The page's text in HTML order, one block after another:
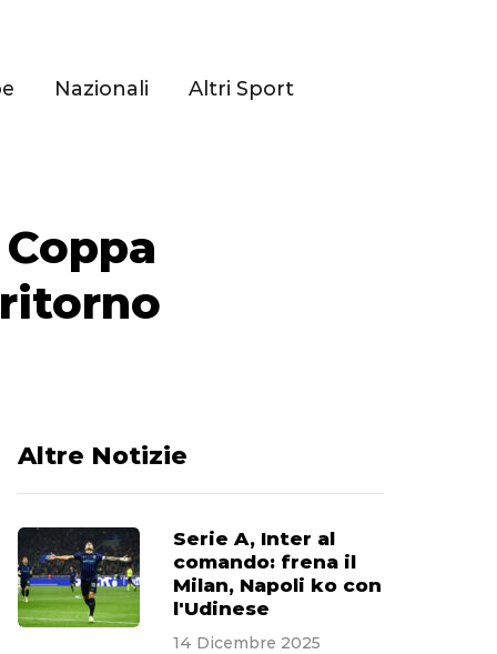
Nazionali Altri Sport
Altre Notizie
Serie A, Inter al
comando: frena il
Milan, Napoli ko con
l'Udinese
14 Dicembre 2025